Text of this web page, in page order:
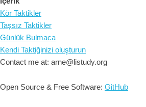
Kör Taktikler
Taşsız Taktikler
Günlük Bulmaca
Kendi Taktiğinizi oluşturun
Contact me at: arne@listudy.org
Open Source & Free Software: GitHub